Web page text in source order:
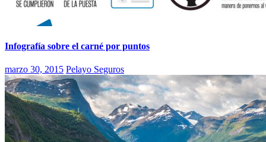
Infografía sobre el carné por puntos
marzo 30, 2015 Pelayo Seguros